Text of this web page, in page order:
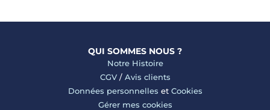
QUI SOMMES NOUS ?
Notre Histoire
CGV/ Avis clients
Données personnelles et Cookies
Gérer mes cookies